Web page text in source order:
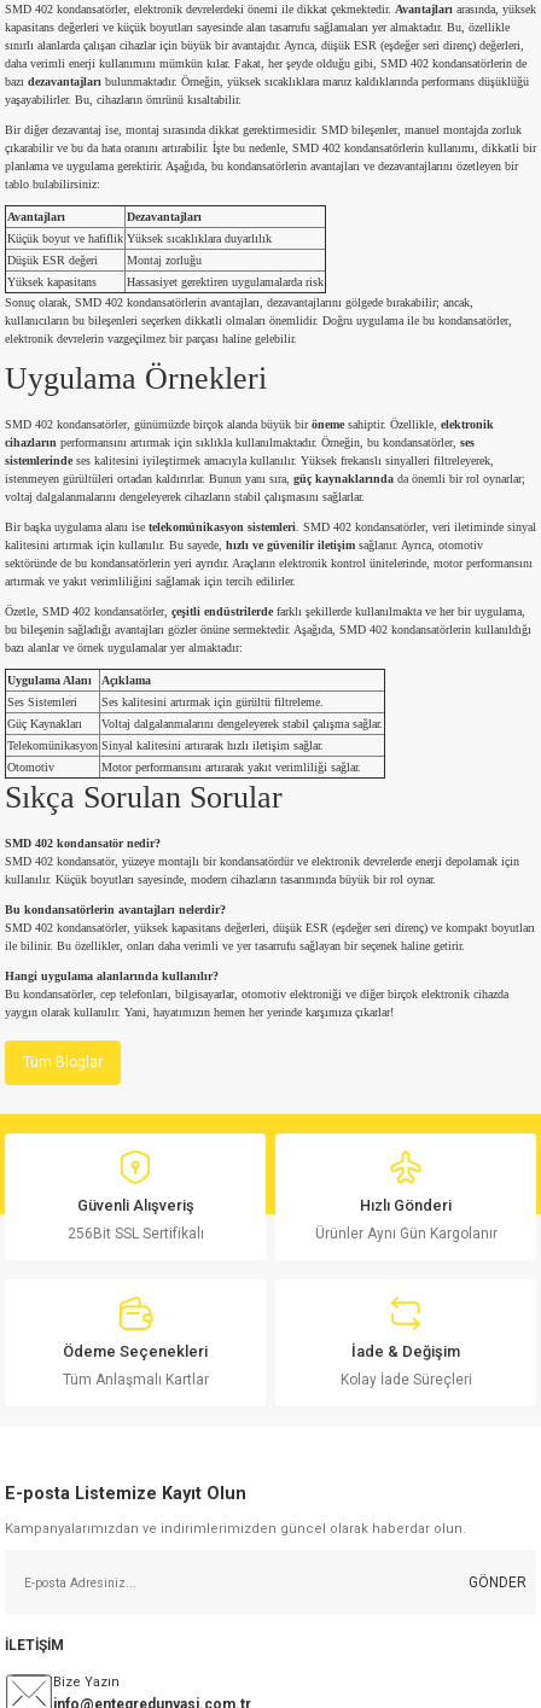
AXİAL Kondansatör
Tipi Kondansatör
Kondansatör
1206 Kılıf
402 Kılıf
603 Kılıf
805 Kılıf
17W
25W
3W
4W
6W
7W
9W
Kılıf
Kılıf
Kılıf
Kılıf
SMD 402 kondansatörler, elektronik devrelerdeki önemi ile dikkat çekmektedir. Avantajları arasında, yüksek
kapasitans değerleri ve küçük boyutları sayesinde alan tasarrufu sağlamaları yer almaktadır. Bu, özellikle
sınırlı alanlarda çalışan cihazlar için büyük bir avantajdır. Ayrıca, düşük ESR (eşdeğer seri direnç) değerleri,
daha verimli enerji kullanımını mümkün kılar. Fakat, her şeyde olduğu gibi, SMD 402 kondansatörlerin de
bazı dezavantajları bulunmaktadır. Örneğin, yüksek sıcaklıklara maruz kaldıklarında performans düşüklüğü
yaşayabilirler. Bu, cihazların ömrünü kısaltabilir.
Bir diğer dezavantaj ise, montaj sırasında dikkat gerektirmesidir. SMD bileşenler, manuel montajda zorluk
çıkarabilir ve bu da hata oranını artırabilir. İşte bu nedenle, SMD 402 kondansatörlerin kullanımı, dikkatli bir
planlama ve uygulama gerektirir. Aşağıda, bu kondansatörlerin avantajları ve dezavantajlarını özetleyen bir
tablo bulabilirsiniz:
Avantajları
Dezavantajları
Küçük boyut ve hafiflik Yüksek sıcaklıklara duyarlılık
Düşük ESR değeri
Montaj zorluğu
Yüksek kapasitans
Hassasiyet gerektiren uygulamalarda risk
Sonuç olarak, SMD 402 kondansatörlerin avantajları, dezavantajlarını gölgede bırakabilir; ancak,
kullanıcıların bu bileşenleri seçerken dikkatli olmaları önemlidir. Doğru uygulama ile bu kondansatörler,
elektronik devrelerin vazgeçilmez bir parçası haline gelebilir.
Uygulama Örnekleri
SMD 402 kondansatörler, günümüzde birçok alanda büyük biröneme sahiptir. Özellikle, elektronik
cihazların performansını artırmak için sıklıkla kullanılmaktadır. Örneğin, bu kondansatörler, ses
sistemlerinde ses kalitesini iyileştirmek amacıyla kullanılır. Yüksek frekanslı sinyalleri filtreleyerek,
istenmeyen gürültüleri ortadan kaldırırlar. Bunun yanı sıra, güç kaynaklarında da önemli bir rol oynarlar;
voltaj dalgalanmalarını dengeleyerek cihazların stabil çalışmasını sağlarlar.
Bir başka uygulama alanı ise telekomünikasyon sistemleri . SMD 402 kondansatörler, veri iletiminde sinyal
kalitesini artırmak için kullanılır. Bu sayede, hızlı ve güvenilir iletişim sağlanır. Ayrıca, otomotiv
sektöründe de bu kondansatörlerin yeri ayrıdır. Araçların elektronik kontrol ünitelerinde, motor performansını
artırmak ve yakıt verimliliğini sağlamak için tercih edilirler.
Özetle, SMD 402 kondansatörler, çeşitli endüstrilerde farklı şekillerde kullanılmakta ve her bir uygulama,
bu bileşenin sağladığı avantajları gözler önüne sermektedir. Aşağıda, SMD 402 kondansatörlerin kullanıldığı
bazı alanlar ve örnek uygulamalar yer almaktadır:
Uygulama Alanı
Açıklama
Ses Sistemleri
Ses kalitesini artırmak için gürültü filtreleme.
Güç Kaynakları
Voltaj dalgalanmalarını dengeleyerek stabil çalışma sağlar.
Telekomünikasyon Sinyal kalitesini artırarak hızlı iletişim sağlar.
Otomotiv
Motor performansını artırarak yakıt verimliliği sağlar.
Sıkça Sorulan Sorular
SMD 402 kondansatör nedir?
SMD 402 kondansatör, yüzeye montajlı bir kondansatördür ve elektronik devrelerde enerji depolamak için
kullanılır. Küçük boyutları sayesinde, modern cihazların tasarımında büyük bir rol oynar.
Bu kondansatörlerin avantajları nelerdir?
SMD 402 kondansatörler, yüksek kapasitans değerleri, düşük ESR (eşdeğer seri direnç) ve kompakt boyutları
ile bilinir. Bu özellikler, onları daha verimli ve yer tasarrufu sağlayan bir seçenek haline getirir.
Hangi uygulama alanlarında kullanılır?
Bu kondansatörler, cep telefonları, bilgisayarlar, otomotiv elektroniği ve diğer birçok elektronik cihazda
yaygın olarak kullanılır. Yani, hayatımızın hemen her yerinde karşımıza çıkarlar!
Tüm Bloglar
Güvenli Alışveriş
256Bit SSL Sertifikalı
Hızlı Gönderi
Ürünler Aynı Gün Kargolanır
Ödeme Seçenekleri
Tüm Anlaşmalı Kartlar
İade & Değişim
Kolay İade Süreçleri
E-posta Listemize Kayıt Olun
Kampanyalarımızdan ve indirimlerimizden güncel olarak haberdar olun.
GÖNDER
İLETİŞİM
Bize Yazın
info@entegredunyasi.com.tr